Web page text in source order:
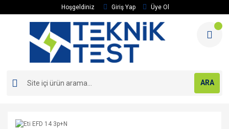
Hoşgeldiniz Giriş Yap Üye Ol
ARA